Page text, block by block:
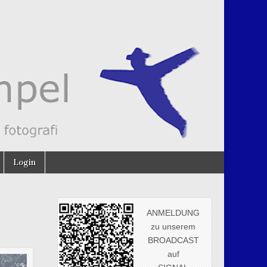
Login
ANMELDUNG
zu unserem
BROADCAST
auf